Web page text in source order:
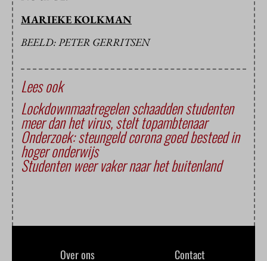
MARIEKE KOLKMAN
BEELD: PETER GERRITSEN
Lees ook
Lockdownmaatregelen schaadden studenten
meer dan het virus, stelt topambtenaar
Onderzoek: steungeld corona goed besteed in
hoger onderwijs
Studenten weer vaker naar het buitenland
Over ons Contact